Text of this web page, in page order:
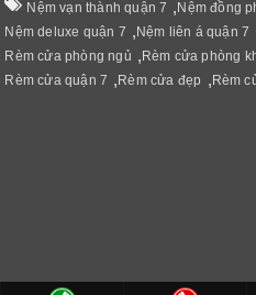
Nệm vạn thành quận 7 , Nệm đồng
Nệm deluxe quận 7 , Nệm liên á quận 7
Rèm cửa phòng ngủ , Rèm cửa phòng
Rèm cửa quận 7 , Rèm cửa đẹp , Rèm